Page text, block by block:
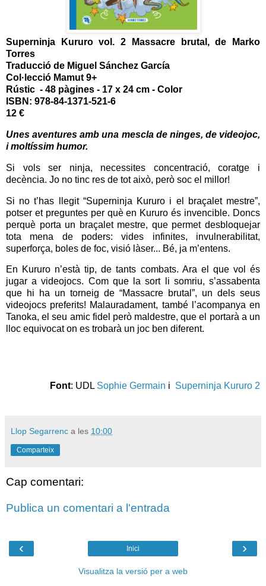
Superninja Kururo vol. 2 Massacre brutal, de Marko
Torres
Traducció de Miguel Sánchez García
Col·lecció Mamut 9+
Rústic - 48 pàgines - 17 x 24 cm - Color
ISBN: 978-84-1371-521-6
12 €
Unes aventures amb una mescla de ninges, de videojoc,
i moltíssim humor.
Si vols ser ninja, necessites concentració, coratge i
decència. Jo no tinc res de tot això, però soc el millor!
Si no t’has llegit “Superninja Kururo i el braçalet mestre”,
potser et preguntes per què en Kururo és invencible. Doncs
perquè porta un braçalet mestre, que permet desbloquejar
tota mena de poders: vides infinites, invulnerabilitat,
superforça, boles de foc, visió làser... Bé, ja m’entens.
En Kururo n’està tip, de tants combats. Ara el que vol és
jugar a videojocs. Com que la sort li somriu, s’assabenta
que hi ha un torneig de “Massacre brutal”, un dels seus
videojocs preferits! Malauradament, també l’acompanya en
Tanoka, el seu amic fidel però maldestre, que el portarà a un
lloc equivocat on es trobarà un joc ben diferent.
Font: UDL Sophie Germain i Superninja Kururo 2
Llop Segarrenc a les 10:00
Comparteix
Cap comentari:
Publica un comentari a l'entrada
‹ ›
Inici
Visualitza la versió per a web